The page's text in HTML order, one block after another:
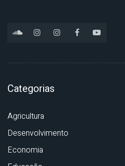
Categorias
Agricultura
Desenvolvimento
Economia